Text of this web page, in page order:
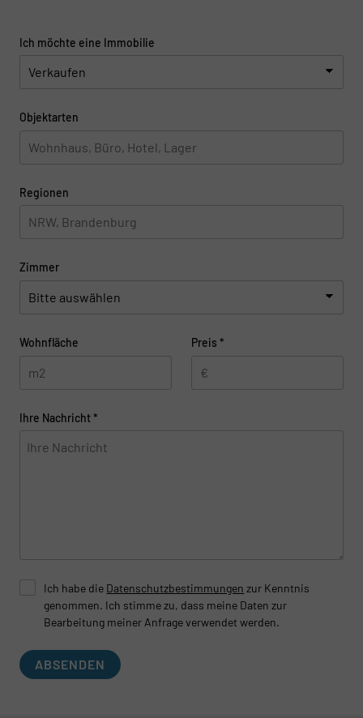
Ich möchte eine Immobilie
Objektarten
Regionen
Zimmer
Wohnfläche Preis *
Ihre Nachricht*
Ich habe die Datenschutzbestimmungen zur Kenntnis
genommen. Ich stimme zu, dass meine Daten zur
Bearbeitung meiner Anfrage verwendet werden.
ABSENDEN